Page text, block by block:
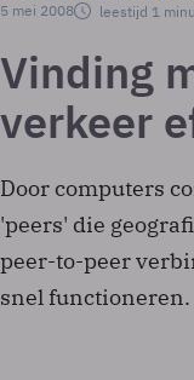
5 mei 2008
leestijd 1
Vinding
verkeer
Door computers
'peers' die
peer-to-peer
snel functioneren.